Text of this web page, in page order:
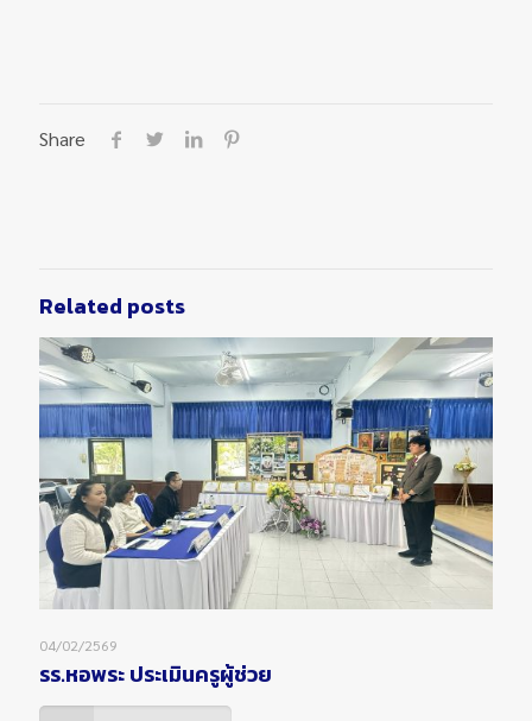
Share
Related posts
04/02/2569
รร.หอพระ ประเมินครูผู้ช่วย